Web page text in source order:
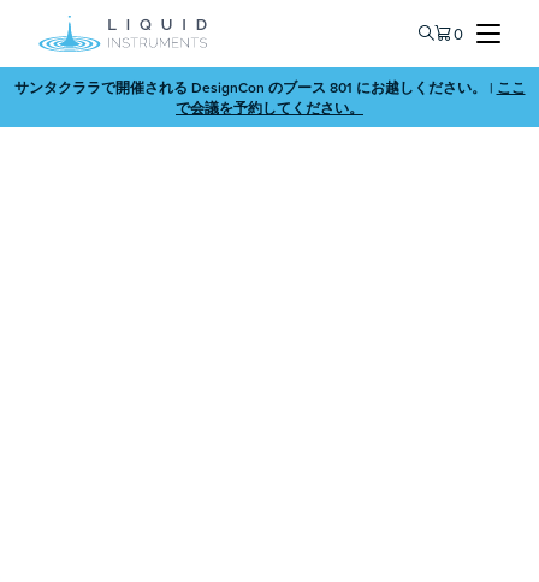
0
サンタクララで開催される DesignCon のブース 801 にお越しください。 | ここ
で会議を予約してください。